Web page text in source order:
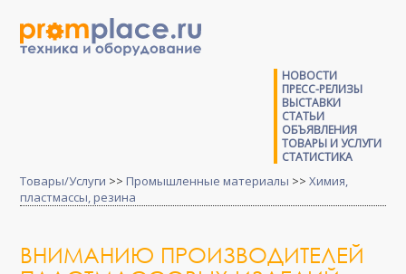
НОВОСТИ
ПРЕСС-РЕЛИЗЫ
ВЫСТАВКИ
СТАТЬИ
ОБЪЯВЛЕНИЯ
ТОВАРЫ И УСЛУГИ
СТАТИСТИКА
Товары/Услуги >> Промышленные материалы >>Химия,
пластмассы, резина
ВНИМАНИЮ ПРОИЗВОДИТЕЛЕЙ